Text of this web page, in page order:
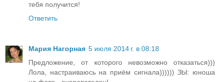
тебя получится!
Ответить
Мария Нагорная 5 июля 2014 г. в 08:18
Предложение, от которого невозможно отказаться)))
Лола, настраиваюсь на приём сигнала)))))) ЗЫ: юноша